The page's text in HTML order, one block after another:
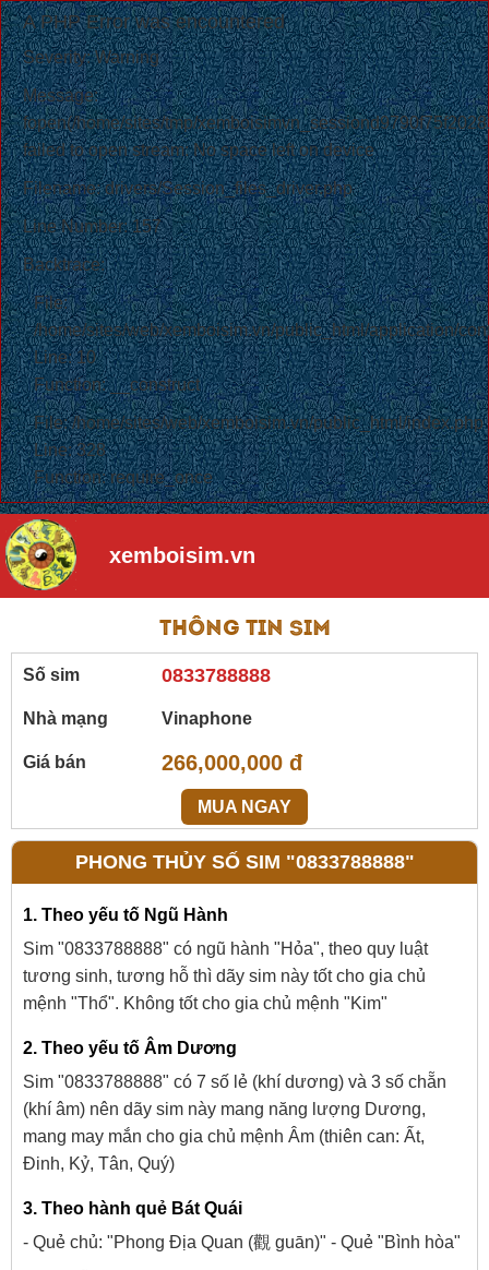
A PHP Error was encountered
Severity: Warning
Message:
fopen(/home/sites/tmp/
failed to open stream: No space left on device
Filename: drivers/Session_files_driver.php
Line Number: 157
Backtrace:
File:
/home/sites/web/xemboisim.vn/public_html/application/
Line: 10
Function: __construct
File: /home/sites/web/xemboisim.vn/public_html/index.php
Line: 328
Function: require_once
xemboisim.vn
Thông tin sim
Số sim 0833788888
Nhà mạng Vinaphone
Giá bán 266,000,000 đ
MUA NGAY
PHONG THỦY SỐ SIM "0833788888"
1. Theo yếu tố Ngũ Hành
Sim "0833788888" có ngũ hành "Hỏa", theo quy luật
tương sinh, tương hỗ thì dãy sim này tốt cho gia chủ
mệnh "Thổ". Không tốt cho gia chủ mệnh "Kim"
2. Theo yếu tố Âm Dương
Sim "0833788888" có 7 số lẻ (khí dương) và 3 số chẵn
(khí âm) nên dãy sim này mang năng lượng Dương,
mang may mắn cho gia chủ mệnh Âm (thiên can: Ất,
Đinh, Kỷ, Tân, Quý)
3. Theo hành quẻ Bát Quái
- Quẻ chủ: "Phong Địa Quan (觀 guān)" - Quẻ "Bình hòa"